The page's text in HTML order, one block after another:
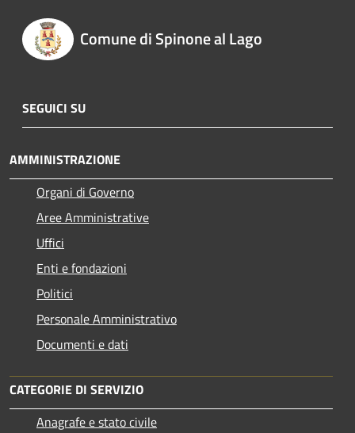
Comune di Spinone al Lago
SEGUICI SU
AMMINISTRAZIONE
Organi di Governo
Aree Amministrative
Uffici
Enti e fondazioni
Politici
Personale Amministrativo
Documenti e dati
CATEGORIE DI SERVIZIO
Anagrafe e stato civile